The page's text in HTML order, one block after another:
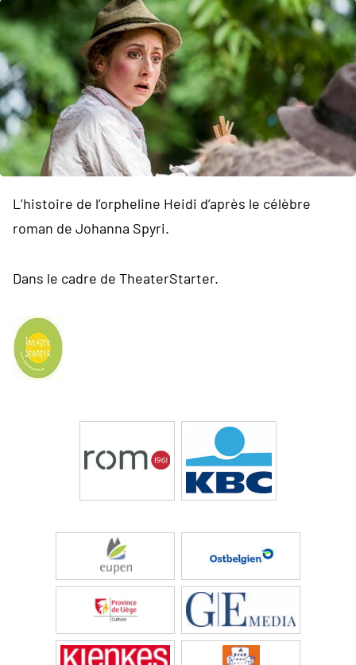
L’histoire de l’orpheline Heidi d’après le célèbre
roman de Johanna Spyri.
Dans le cadre de TheaterStarter.